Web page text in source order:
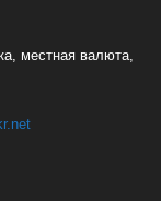
местная валюта,